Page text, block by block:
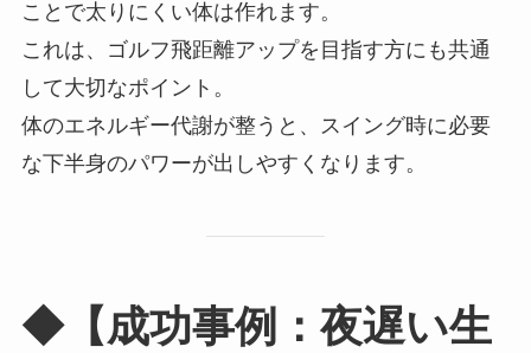
ことで太りにくい体は作れます。
これは、ゴルフ飛距離アップを目指す方にも共通
して大切なポイント。
体のエネルギー代謝が整うと、スイング時に必要
な下半身のパワーが出しやすくなります。
◆【成功事例：夜遅い生